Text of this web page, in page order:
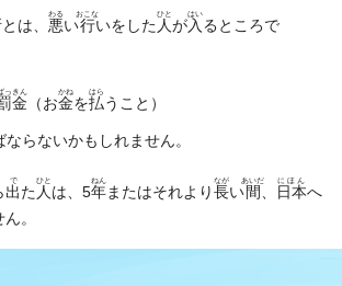
とは、 悪
わる
い行
おこな
いをした 人
ひと
が入
はい
るところで
金
っきん
（お金
かね
を払
はら
うこと）
ならないかもしれません。
出
で
た 人
ひと
は、5年
ねん
またはそれより 長
なが
い 間
あいだ
、 日本
にほん
へ
。